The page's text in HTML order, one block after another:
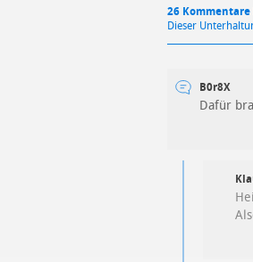
26 Kommentare
Dieser
B0r8X
Dafür